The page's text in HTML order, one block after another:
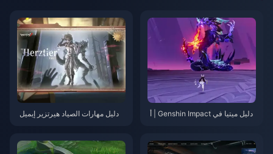
دليل ميتيا في Genshin Impact | أ
دليل مهارات الصياد هيرتزير إيميل